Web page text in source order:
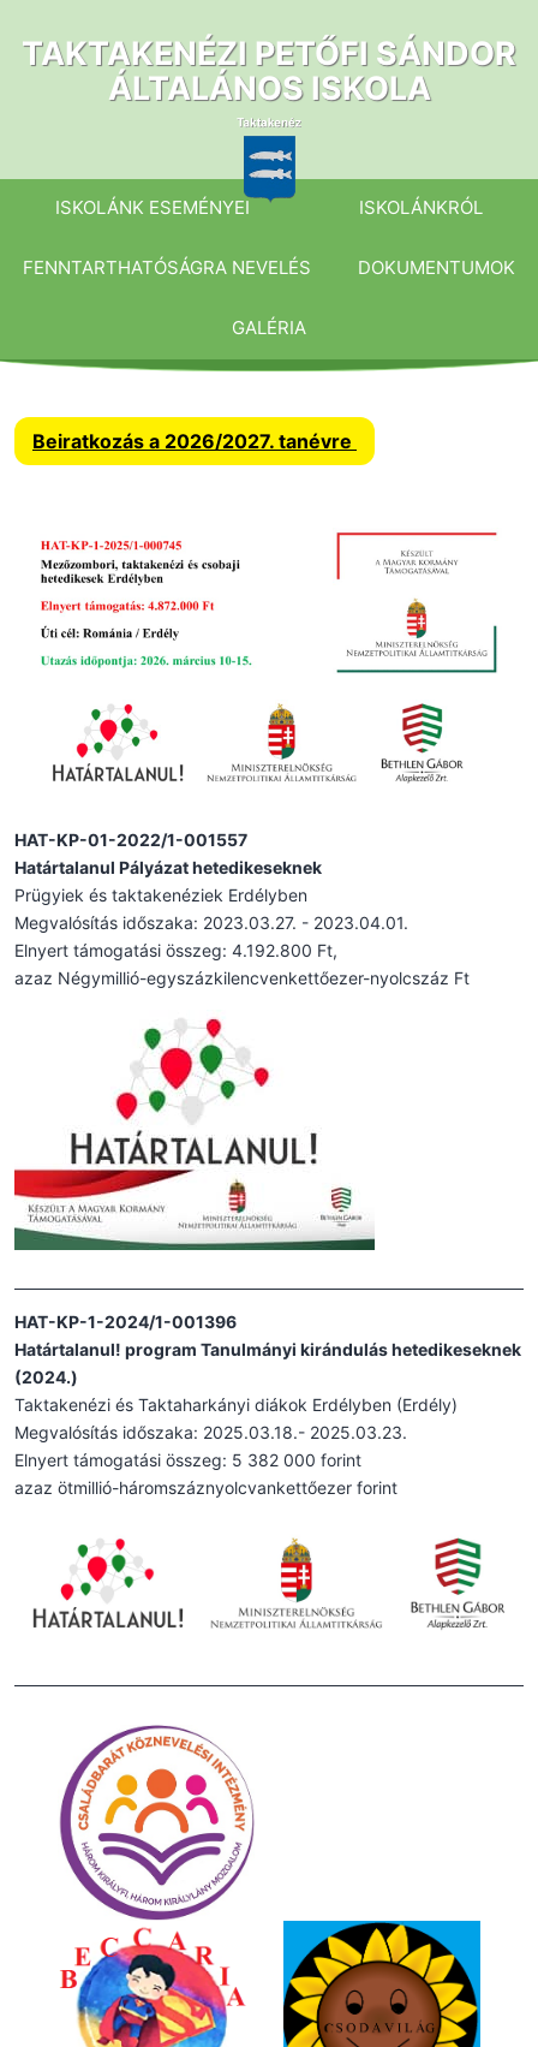
tartalomhoz
TAKTAKENÉZI PETŐFI SÁNDOR
ÁLTALÁNOS ISKOLA
ISKOLÁNK ESEMÉNYEI ISKOLÁNKRÓL
FENNTARTHATÓSÁGRA NEVELÉS DOKUMENTUMOK
GALÉRIA
Beiratkozás a 2026/2027. tanévre
HAT-KP-01-2022/1-001557
Határtalanul Pályázat hetedikeseknek
Prügyiek és taktakenéziek Erdélyben
Megvalósítás időszaka: 2023.03.27. - 2023.04.01.
Elnyert támogatási összeg: 4.192.800 Ft,
azaz Négymillió-egyszázkilencvenkettőezer-nyolcszáz Ft
HAT-KP-1-2024/1-001396
Határtalanul! program Tanulmányi kirándulás hetedikeseknek
(2024.)
Taktakenézi és Taktaharkányi diákok Erdélyben (Erdély)
Megvalósítás időszaka: 2025.03.18.- 2025.03.23.
Elnyert támogatási összeg: 5 382 000 forint
azaz ötmillió-háromszáznyolcvankettőezer forint